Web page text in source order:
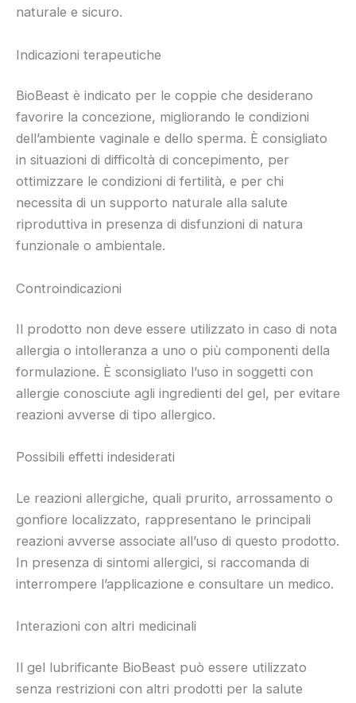
naturale e sicuro.
Indicazioni terapeutiche
BioBeast è indicato per le coppie che desiderano
favorire la concezione, migliorando le condizioni
dell’ambiente vaginale e dello sperma. È consigliato
in situazioni di difficoltà di concepimento, per
ottimizzare le condizioni di fertilità, e per chi
necessita di un supporto naturale alla salute
riproduttiva in presenza di disfunzioni di natura
funzionale o ambientale.
Controindicazioni
Il prodotto non deve essere utilizzato in caso di nota
allergia o intolleranza a uno o più componenti della
formulazione. È sconsigliato l’uso in soggetti con
allergie conosciute agli ingredienti del gel, per evitare
reazioni avverse di tipo allergico.
Possibili effetti indesiderati
Le reazioni allergiche, quali prurito, arrossamento o
gonfiore localizzato, rappresentano le principali
reazioni avverse associate all’uso di questo prodotto.
In presenza di sintomi allergici, si raccomanda di
interrompere l’applicazione e consultare un medico.
Interazioni con altri medicinali
Il gel lubrificante BioBeast può essere utilizzato
senza restrizioni con altri prodotti per la salute